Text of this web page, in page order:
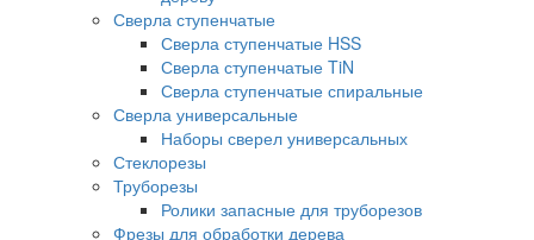
Сверла ступенчатые
Сверла ступенчатые HSS
Сверла ступенчатые TiN
Сверла ступенчатые спиральные
Сверла универсальные
Наборы сверел универсальных
Стеклорезы
Труборезы
Ролики запасные для труборезов
Фрезы для обработки дерева